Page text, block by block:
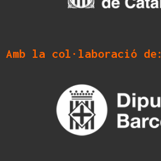
Amb la col·laboració de: